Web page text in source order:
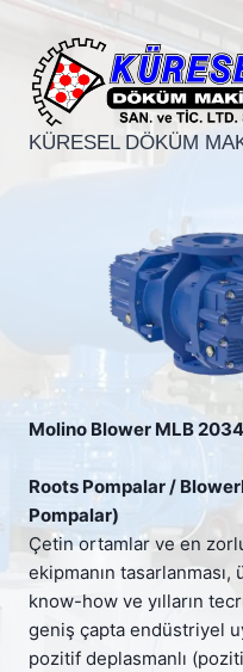
content
KÜRESEL DÖKÜM
Molino Blower MLB 2034
Roots Pompalar /
Pompalar)
Çetin ortamlar ve en
ekipmanın
know-how ve yılların
geniş çapta endüstriyel
pozitif deplasmanlı